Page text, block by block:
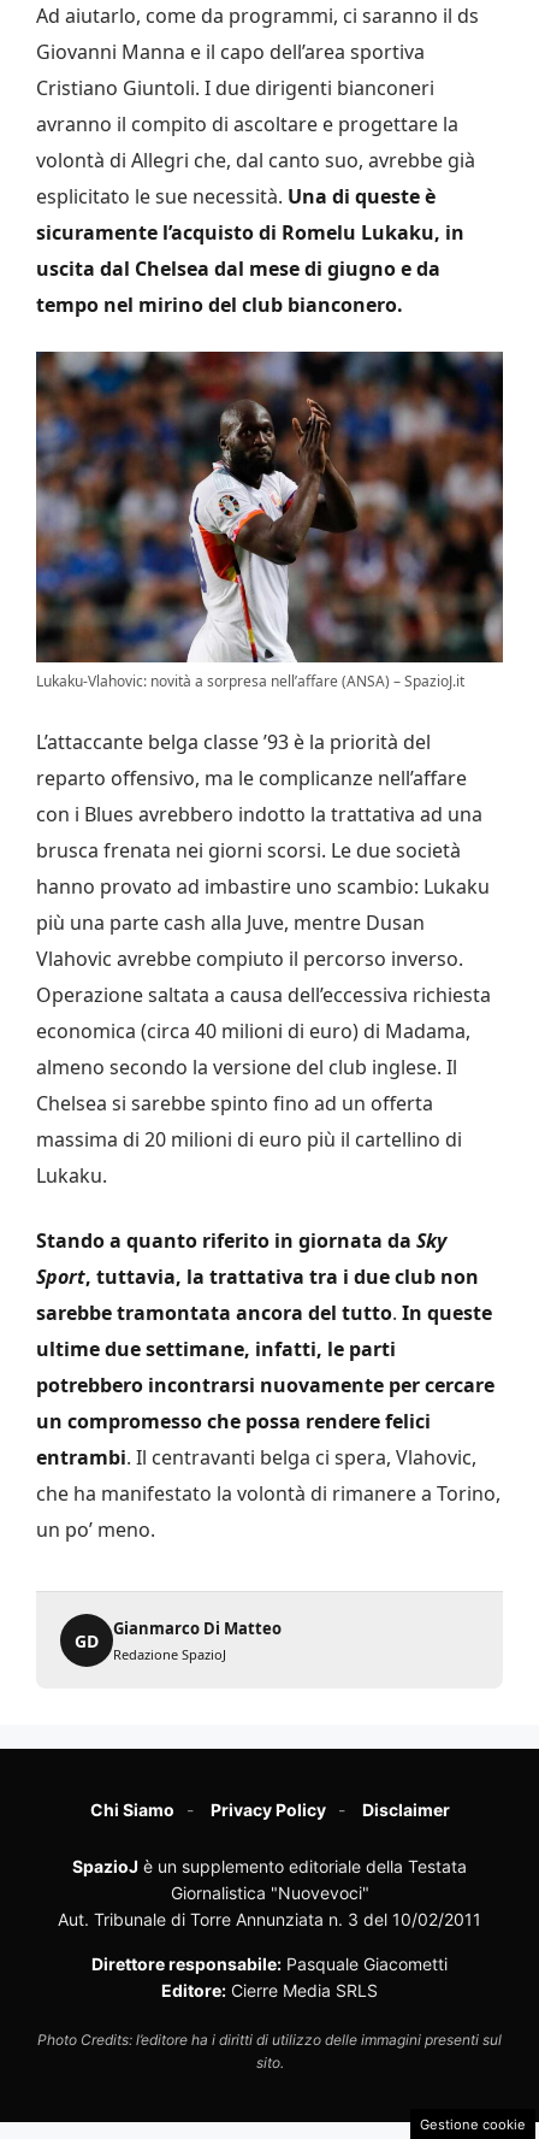
Ad aiutarlo, come da programmi, ci saranno il ds
Giovanni Manna e il capo dell’area sportiva
Cristiano Giuntoli. I due dirigenti bianconeri
avranno il compito di ascoltare e progettare la
volontà di Allegri che, dal canto suo, avrebbe già
esplicitato le sue necessità. Una di queste è
sicuramente l’acquisto di Romelu Lukaku, in
uscita dal Chelsea dal mese di giugno e da
tempo nel mirino del club bianconero.
Lukaku-Vlahovic: novità a sorpresa nell’affare (ANSA) – SpazioJ.it
L’attaccante belga classe ’93 è la priorità del
reparto offensivo, ma le complicanze nell’affare
con i Blues avrebbero indotto la trattativa ad una
brusca frenata nei giorni scorsi. Le due società
hanno provato ad imbastire uno scambio: Lukaku
più una parte cash alla Juve, mentre Dusan
Vlahovic avrebbe compiuto il percorso inverso.
Operazione saltata a causa dell’eccessiva richiesta
economica (circa 40 milioni di euro) di Madama,
almeno secondo la versione del club inglese. Il
Chelsea si sarebbe spinto fino ad un offerta
massima di 20 milioni di euro più il cartellino di
Lukaku.
Stando a quanto riferito in giornata da Sky
Sport, tuttavia, la trattativa tra i due club non
sarebbe tramontata ancora del tutto. In queste
ultime due settimane, infatti, le parti
potrebbero incontrarsi nuovamente per cercare
un compromesso che possa rendere felici
entrambi. Il centravanti belga ci spera, Vlahovic,
che ha manifestato la volontà di rimanere a Torino,
un po’ meno.
GD
Gianmarco Di Matteo
Redazione SpazioJ
Chi Siamo Privacy Policy Disclaimer
SpazioJ è un supplemento editoriale della Testata
Giornalistica "Nuovevoci"
Aut. Tribunale di Torre Annunziata n. 3 del 10/02/2011
Direttore responsabile: Pasquale Giacometti
Editore: Cierre Media SRLS
Photo Credits: l’editore ha i diritti di utilizzo delle immagini presenti sul
sito.
Gestione cookie